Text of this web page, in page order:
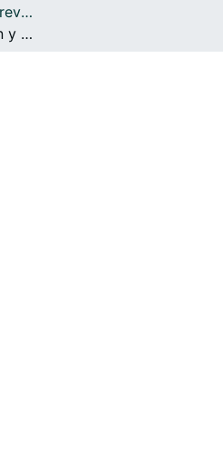
Articles publicats en revistes (Cognició, Desenvolupament i Psicologia de l'Educació)
Reflexión, implicación y sentido del aprendizaje: perspectiva del alumnado de formación del profesorado